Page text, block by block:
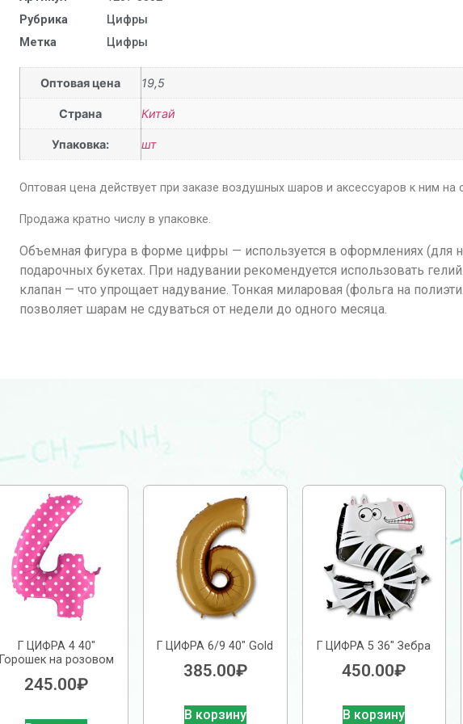
Рубрика
Цифры
Метка
Цифры
Оптовая цена 19,5
Страна Китай
Упаковка: шт
Оптовая цена действует при заказе воздушных шаров и аксессуаров к ним на
Продажа кратно числу в упаковке.
Объемная фигура в форме цифры — используется в оформлениях (для
подарочных букетах. При надувании рекомендуется использовать
клапан — что упрощает надувание. Тонкая миларовая (фольга на
позволяет шарам не сдуваться от недели до одного месяца.
Г ЦИФРА 4 40″
Горошек на розовом
245.00₽
Г ЦИФРА 6/9 40″ Gold
385.00₽
В корзину
Г ЦИФРА 5 36″ Зебра
450.00₽
В корзину